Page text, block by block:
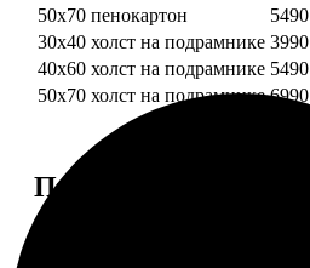
50х70 пенокартон
5490
30х40 холст на подрамнике 3990
40х60 холст на подрамнике 5490
50х70 холст на подрамнике 6990
Примеры работ